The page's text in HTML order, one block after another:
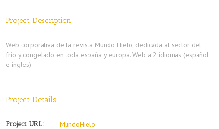
Project Description
Web corporativa de la revista Mundo Hielo, dedicada al sector del
frio y congelado en toda españa y europa. Web a 2 idiomas (español
e ingles)
Project Details
Project URL: MundoHielo